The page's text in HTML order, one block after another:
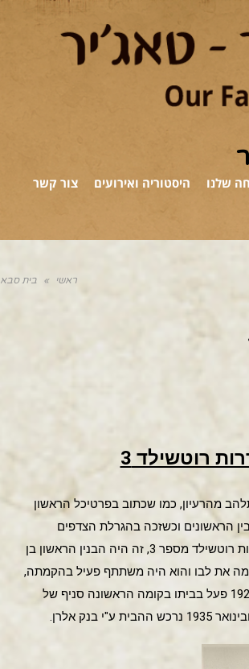
שלנו היסטוריה ואירועים צור קשר
ראשי » בית סבא
רוטשילד 3
מהרעיון, כמו שכתוב בפרטיכל הראשון
הראשונים וכשזכה בהגרלת הצדפים
המפורסמת בחלקה שברוטשילד, השתמש בחלק מכסף הנדוניה שקיבל לבנות את ביתו בשדרות רוטשילד מספר 3, זה היה הבנין הראשון בן
לגור בו בשנת 1912, הקמת אחוזת בית חיממה את לבו והוא היה משתתף פעיל בהקמתה,
בועד השכונה, בועדות השונות ובעיקר בבעיות הבניה של המדרכות, הכבישים והגנים, בשנת 1929 פעל בביתו בקומה הראשונה סניף של